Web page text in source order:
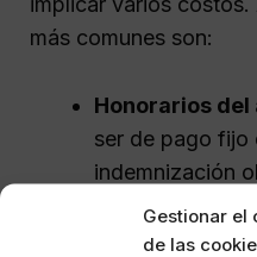
Gestionar el
de las
más comunes son:
Honorarios del
ser de pago fijo
indemnización
Costos
relacionados